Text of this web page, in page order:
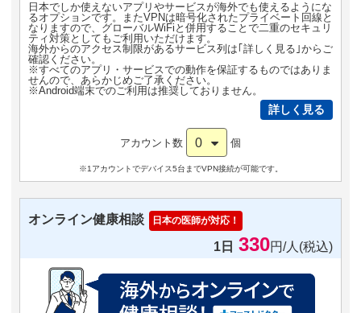
日本でしか使えないアプリやサービスが海外でも使えるようにな
るオプションです。またVPNは暗号化されたプライベート回線と
なりますので、グローバルWiFiと併用することで二重のセキュリ
ティ対策としてもご利用いただけます。
海外からのアクセス制限があるサービス列は｢詳しく見る｣からご
確認ください。
※すべてのアプリ・サービスでの動作を保証するものではありま
せんので、あらかじめご了承ください。
※Android端末でのご利用は推奨しておりません。
詳しく見る
アカウント数 0 個
※1アカウントでデバイス5台までVPN接続が可能です。
オンライン健康相談 日本の医師が対応！
1日 330円/人(税込)